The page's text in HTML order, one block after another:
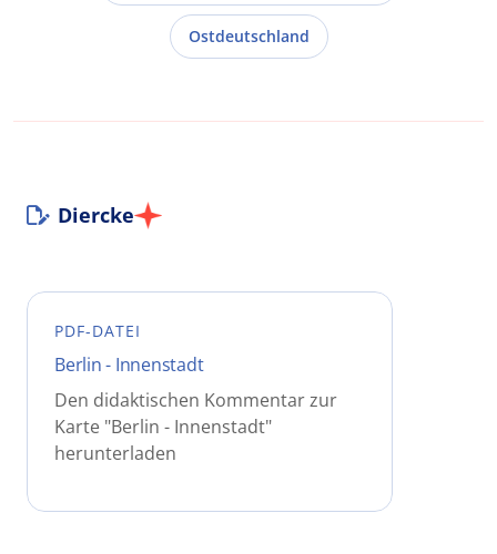
Ostdeutschland
Diercke
PDF-DATEI
Berlin - Innenstadt
Den didaktischen Kommentar zur
Karte "Berlin - Innenstadt"
herunterladen